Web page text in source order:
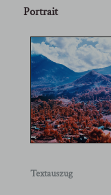
Portrait
Textauszug